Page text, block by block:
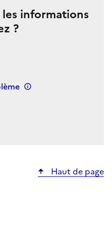
informations
?
Haut de page